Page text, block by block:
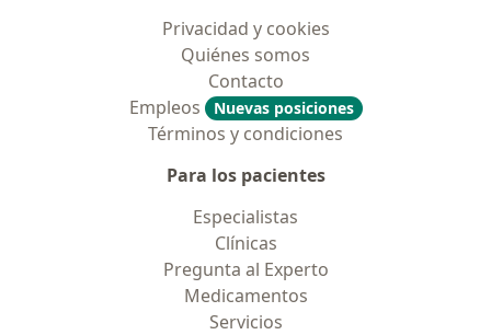
Privacidad y cookies
Quiénes somos
Contacto
Empleos
Nuevas posiciones
Términos y condiciones
Para los pacientes
Especialistas
Clínicas
Pregunta al Experto
Medicamentos
Servicios